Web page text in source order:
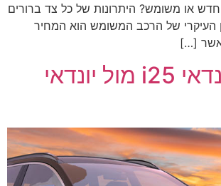
חדש או משומש? היתרונות של כל צד ברורים
העיקרי של הרכב המשומש הוא המחיר
אשר […]
השוואת יונדאי i25 מול יונדאי